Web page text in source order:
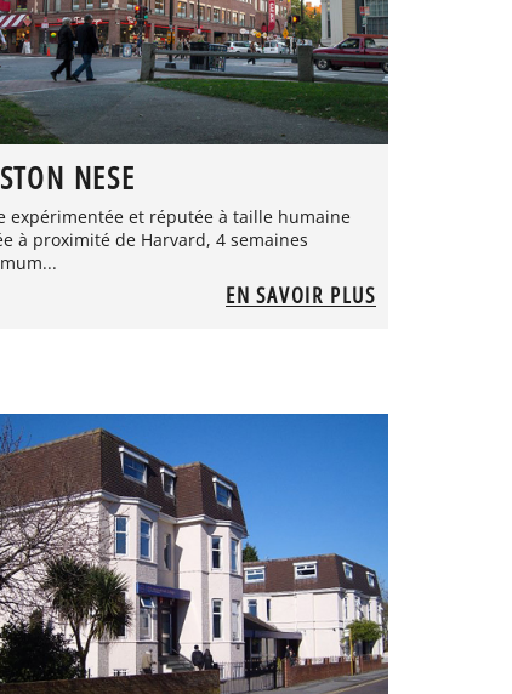
NESE
expérimentée et réputée à taille humaine
à proximité de Harvard, 4 semaines
EN SAVOIR PLUS